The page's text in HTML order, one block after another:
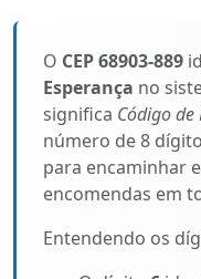
O CEP 68903-889
Esperança no
significa Código de
número de 8
para encaminhar
encomendas em
Entendendo os